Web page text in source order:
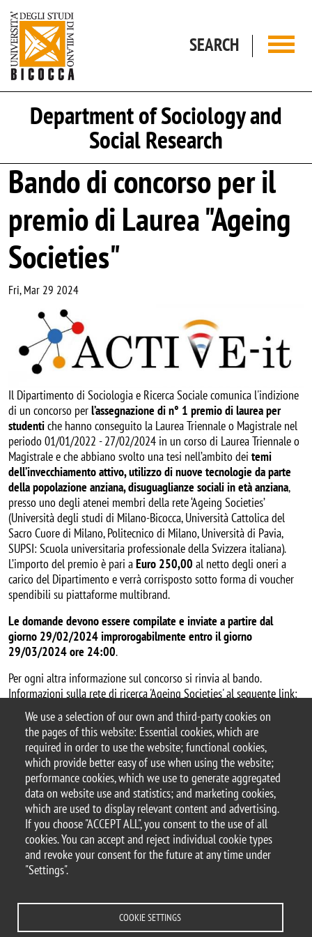
We use a selection of our own and third-party cookies on
the pages of this website: Essential cookies, which are
required in order to use the website; functional cookies,
which provide better easy of use when using the website;
performance cookies, which we use to generate aggregated
data on website use and statistics; and marketing cookies,
which are used to display relevant content and advertising.
If you choose "ACCEPT ALL", you consent to the use of all
cookies. You can accept and reject individual cookie types
and revoke your consent for the future at any time under
"Settings".
COOKIE SETTINGS
SEARCH
Department of Sociology and
Social Research
Bando di concorso per il
premio di Laurea "Ageing
Societies"
Fri, Mar 29 2024
Il Dipartimento di Sociologia e Ricerca Sociale comunica l'indizione
di un concorso perl’assegnazione di n° 1 premio di laurea per
studentiche hanno conseguito la Laurea Triennale o Magistrale nel
periodo 01/01/2022 - 27/02/2024 in un corso di Laurea Triennale o
Magistrale e che abbiano svolto una tesi nell’ambito dei temi
dell’invecchiamento attivo, utilizzo di nuove tecnologie da parte
della popolazione anziana, disuguaglianze sociali in età anziana,
presso uno degli atenei membri della rete ‘Ageing Societies’
(Università degli studi di Milano-Bicocca, Università Cattolica del
Sacro Cuore di Milano, Politecnico di Milano, Università di Pavia,
SUPSI: Scuola universitaria professionale della Svizzera italiana).
L’importo del premio è pari aEuro 250,00 al netto degli oneri a
carico del Dipartimento e verrà corrisposto sotto forma di voucher
spendibili su piattaforme multibrand.
Le domande devono essere compilate e inviate a partire dal
giorno 29/02/2024 improrogabilmente entro il giorno
29/03/2024 ore 24:00.
Per ogni altra informazione sul concorso si rinvia al bando.
Informazioni sulla rete di ricerca 'Ageing Societies' al seguente link:
https://ageingsocieties.unimib.it/
Document
Bando Premio di Laurea
© 2025 University of Milano-Bicocca
Piazza dell'Ateneo Nuovo, 1 - 20126, Milan
PEC address: ateneo.bicocca@pec.unimib.it
P.I. 12621570154 |